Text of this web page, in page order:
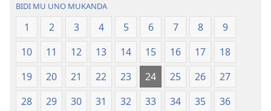
Ntanda
Mipya
(Mulupulwe
mu
2018)
Bwalamuni
bwa
Ntanda
Mipya
(Mulupulwe
mu
2018)
BIDI MU UNO MUKANDA
1 2 3 4 5 6 7 8
9
10
11 12 13 14 15 16 17
18
19
20 21 22 23 24 25 26
27
28
29 30 31 32 33 34 35 36